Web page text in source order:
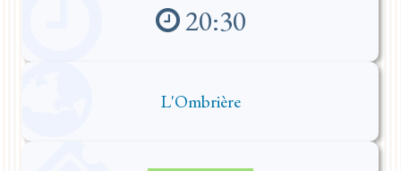
20:30
L'Ombrière